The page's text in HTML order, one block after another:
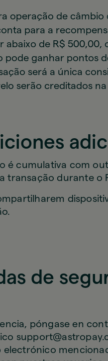
operação de
para a
abaixo de R$ 500,00,
pode ganhar pontos
será a única
serão creditados
é cumulativa com
transação durante o
de
póngase en
electrónico